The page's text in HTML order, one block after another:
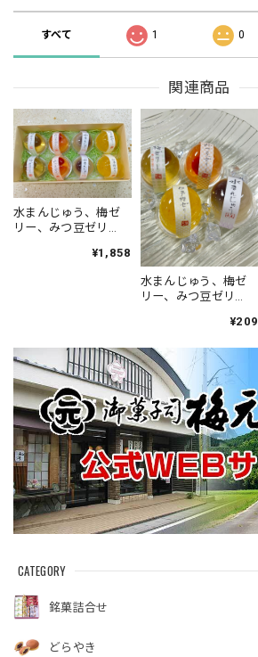
CATEGORY
銘菓詰合せ
どらやき
すべて 1 0
関連商品
水まんじゅう、梅ゼ
リー、みつ豆ゼリ
¥1,858
水まんじゅう、梅ゼ
リー、みつ豆ゼリ
¥209